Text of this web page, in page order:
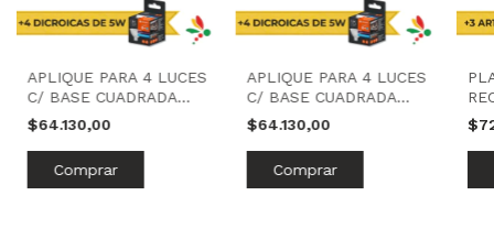
APLIQUE PARA 4 LUCES
C/ BASE CUADRADA
PLATA + 4 DICROICAS
5W | SAN JUSTO
$64.130,00
APLIQUE PARA 4 LUCES
C/ BASE CUADRADA
BLANCO + 4 DICROICAS
5W | SAN JUSTO
$64.130,00